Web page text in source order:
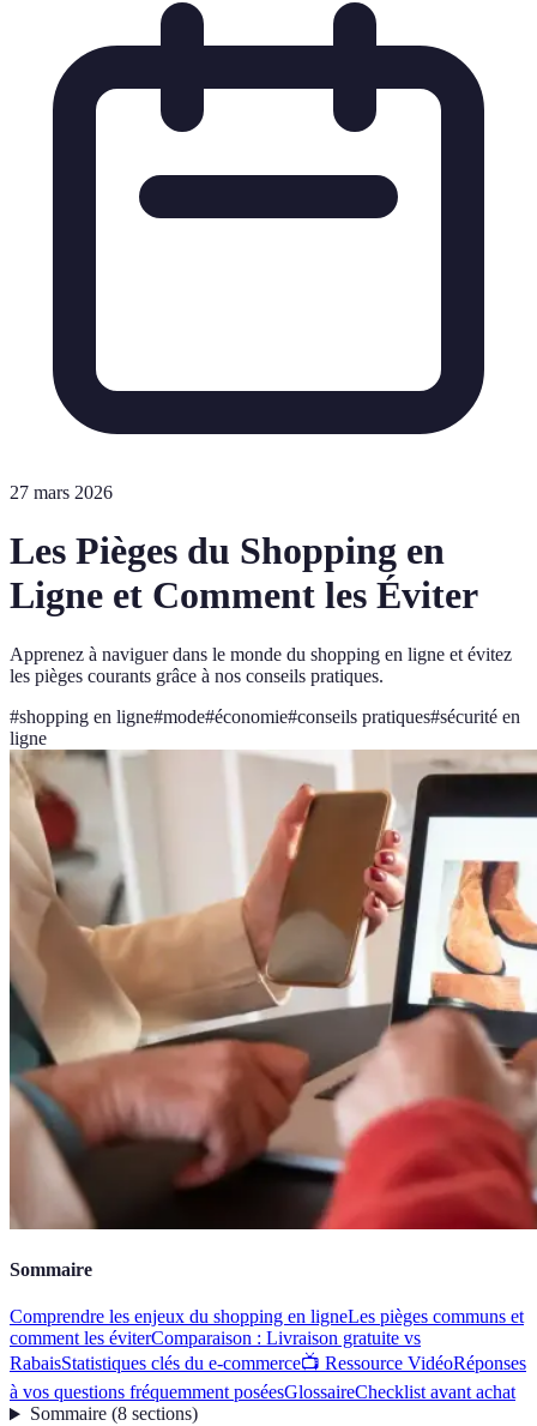
27 mars 2026
Les Pièges du Shopping en
Ligne et Comment les Éviter
Apprenez à naviguer dans le monde du shopping en ligne et évitez
les pièges courants grâce à nos conseils pratiques.
#shopping en ligne#mode#économie#conseils pratiques#sécurité en
ligne
Sommaire
Comprendre les enjeux du shopping en ligneLes pièges communs et
comment les éviterComparaison : Livraison gratuite vs
RabaisStatistiques clés du e-commerce📺 Ressource VidéoRéponses
à vos questions fréquemment poséesGlossaireChecklist avant achat
Sommaire(8 sections)